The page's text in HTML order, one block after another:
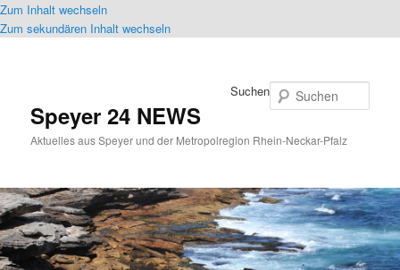
Zum Inhalt wechseln
Zum sekundären Inhalt wechseln
Speyer 24 NEWS
Aktuelles aus Speyer und der Metropolregion Rhein-Neckar-Pfalz
Suchen